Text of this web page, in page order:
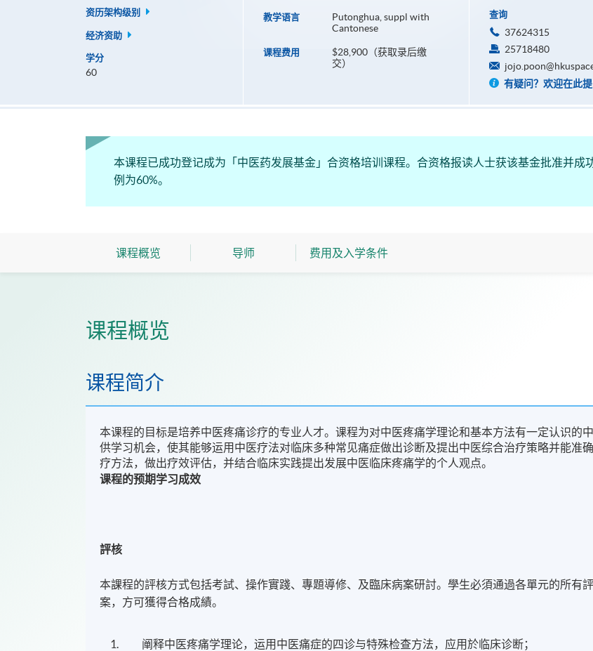
资历架构级别
经济资助
学分
60
教学语言
Putonghua, suppl with
Cantonese
课程费用
$28,900（获取录后缴
交）
查询
37624315
25718480
有疑问？欢迎在此
本课程已成功登记成为「中医药发展基金」合资格培训课程。合资格报读人士获该基金批准并成
例为60%。
课程概览 导师 费用及入学条件
课程概览
课程简介
本课程的目标是培养中医疼痛诊疗的专业人才。课程为对中医疼痛学理论和基本方法有一定认识的
供学习机会，使其能够运用中医疗法对临床多种常见痛症做出诊断及提出中医综合治疗策略并能准
疗方法，做出疗效评估，并结合临床实践提出发展中医临床疼痛学的个人观点。
课程的预期学习成效
評核
本課程的評核⽅式包括考試、操作實踐、專題導修、及臨床病案研討。學⽣必須通過各單元的所有
案，⽅可獲得合格成績。
1. 阐释中医疼痛学理论，运用中医痛症的四诊与特殊检查方法，应用於临床诊断；